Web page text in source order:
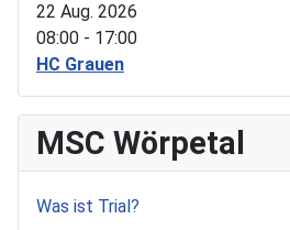
22 Aug. 2026
08:00 - 17:00
HC Grauen
MSC Wörpetal
Was ist Trial?